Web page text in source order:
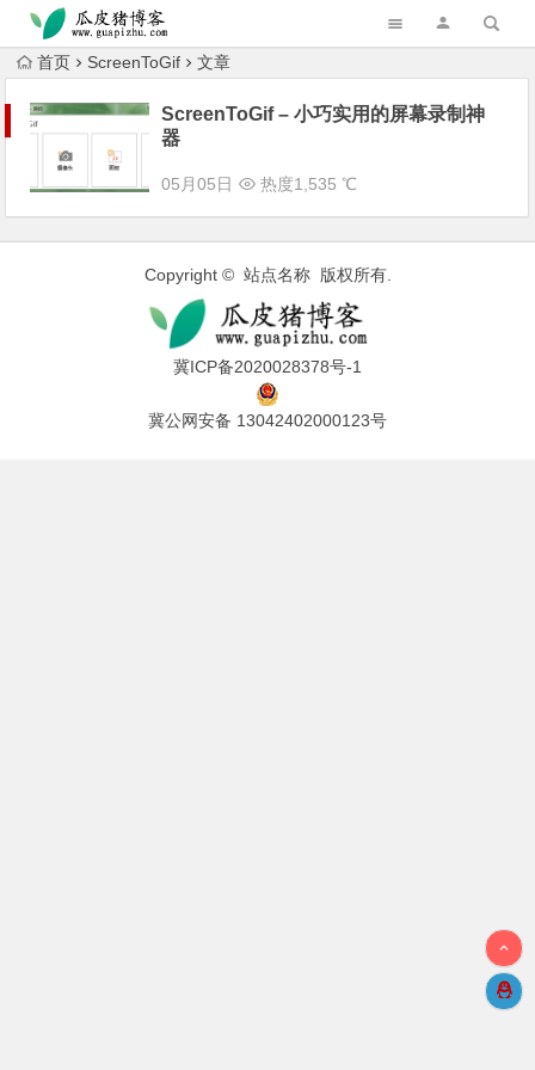
跳转到主内容
首页 ScreenToGif 文章
ScreenToGif – 小巧实用的屏幕录制神
器
05月05日 热度1,535 ℃
Copyright © 站点名称 版权所有.
冀ICP备2020028378号-1
冀公网安备 13042402000123号